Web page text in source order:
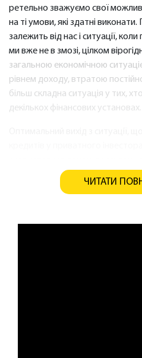
ретельно зважуємо свої
на ті умови, які здатні
залежить від нас і ситуації,
ми вже не в змозі, цілком
загальною економічною
рівнем доходу, втратою
більш складна ситуація у тих,
декількох фінансових установах.
вже наявних у вас кредитів. Ви
вигідних умовах,
ЧИТАТИ